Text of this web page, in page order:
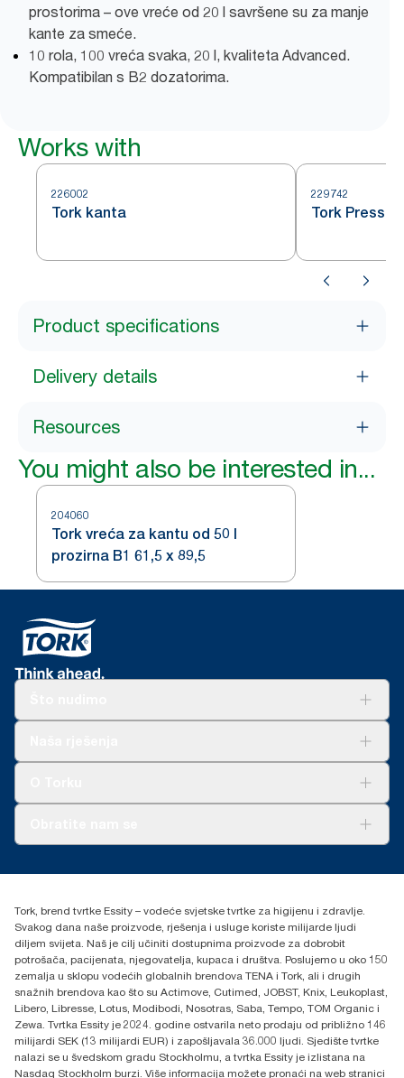
prostorima – ove vreće od 20 l savršene su za manje
kante za smeće.
10 rola, 100 vreća svaka, 20 l, kvaliteta Advanced.
Kompatibilan s B2 dozatorima.
Works with
226002
Tork kanta
229742
Tork Press-
Product specifications
Delivery details
Resources
You might also be interested in...
204060
Tork vreća za kantu od 50 l
prozirna B1 61,5 x 89,5
+385 913 900 004
H-1021 Budapest
Budakeszi út 51.
Tork, brend tvrtke Essity – vodeće svjetske tvrtke za higijenu i zdravlje.
Svakog dana naše proizvode, rješenja i usluge koriste milijarde ljudi
diljem svijeta. Naš je cilj učiniti dostupnima proizvode za dobrobit
potrošača, pacijenata, njegovatelja, kupaca i društva. Poslujemo u oko 150
zemalja u sklopu vodećih globalnih brendova TENA i Tork, ali i drugih
snažnih brendova kao što su Actimove, Cutimed, JOBST, Knix, Leukoplast,
Libero, Libresse, Lotus, Modibodi, Nosotras, Saba, Tempo, TOM Organic i
Zewa. Tvrtka Essity je 2024. godine ostvarila neto prodaju od približno 146
milijardi SEK (13 milijardi EUR) i zapošljavala 36.000 ljudi. Sjedište tvrtke
nalazi se u švedskom gradu Stockholmu, a tvrtka Essity je izlistana na
Nasdaq Stockholm burzi. Više informacija možete pronaći na web stranici